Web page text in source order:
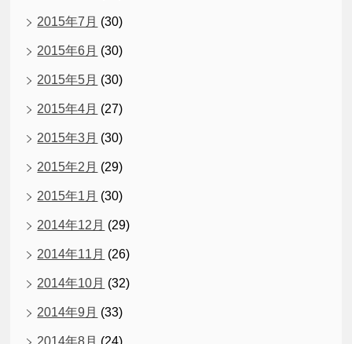
2015年7月 (30)
2015年6月 (30)
2015年5月 (30)
2015年4月 (27)
2015年3月 (30)
2015年2月 (29)
2015年1月 (30)
2014年12月 (29)
2014年11月 (26)
2014年10月 (32)
2014年9月 (33)
2014年8月 (24)